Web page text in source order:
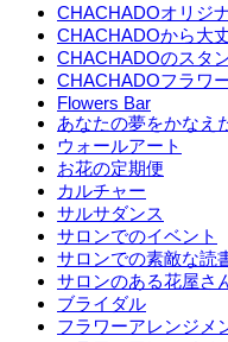
CHACHADOオリジ
CHACHADOから大
CHACHADOのスタ
CHACHADOフラワ
Flowers Bar
あなたの夢をかなえ
ウォールアート
お花の定期便
カルチャー
サルサダンス
サロンでのイベント
サロンでの素敵な読
サロンのある花屋さ
ブライダル
フラワーアレンジメ